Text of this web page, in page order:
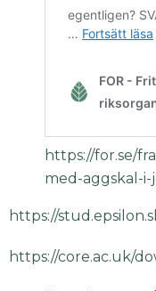
https://for.se/
med-aggskal-
https://
https://core.ac.uk/